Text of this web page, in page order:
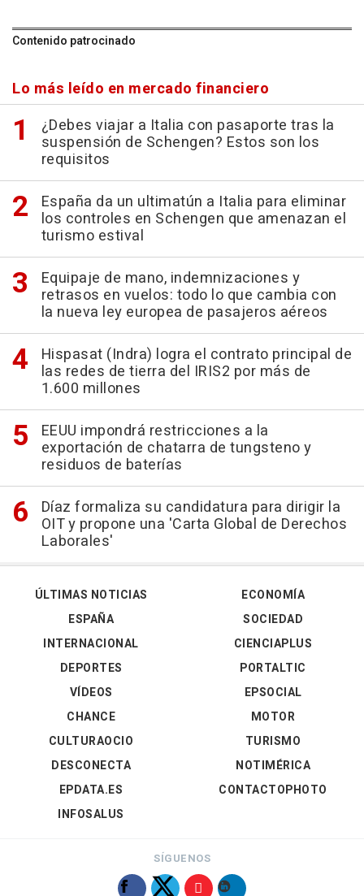
Contenido patrocinado
Lo más leído en mercado financiero
¿Debes viajar a Italia con pasaporte tras la
suspensión de Schengen? Estos son los
requisitos
España da un ultimatún a Italia para eliminar
los controles en Schengen que amenazan el
turismo estival
Equipaje de mano, indemnizaciones y
retrasos en vuelos: todo lo que cambia con
la nueva ley europea de pasajeros aéreos
Hispasat (Indra) logra el contrato principal de
las redes de tierra del IRIS2 por más de
1.600 millones
EEUU impondrá restricciones a la
exportación de chatarra de tungsteno y
residuos de baterías
Díaz formaliza su candidatura para dirigir la
OIT y propone una 'Carta Global de Derechos
Laborales'
ÚLTIMAS NOTICIAS
ESPAÑA
INTERNACIONAL
DEPORTES
VÍDEOS
ECONOMÍA
SOCIEDAD
CIENCIAPLUS
PORTALTIC
EPSOCIAL
CHANCE
CULTURAOCIO
DESCONECTA
EPDATA.ES
INFOSALUS
MOTOR
TURISMO
NOTIMÉRICA
CONTACTOPHOTO
SÍGUENOS